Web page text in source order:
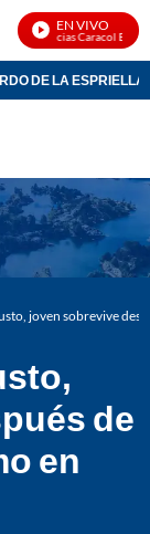
EN VIVO
Noticias Caracol En
DE LA ESPRIELLA
joven sobrevive
de
en